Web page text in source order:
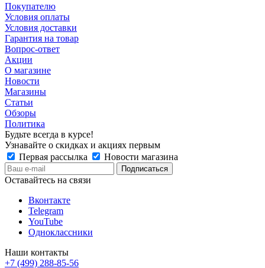
Покупателю
Условия оплаты
Условия доставки
Гарантия на товар
Вопрос-ответ
Акции
О магазине
Новости
Магазины
Статьи
Обзоры
Политика
Будьте всегда в курсе!
Узнавайте о скидках и акциях первым
Первая рассылка
Новости магазина
Оставайтесь на связи
Вконтакте
Telegram
YouTube
Одноклассники
Наши контакты
+7 (499) 288-85-56